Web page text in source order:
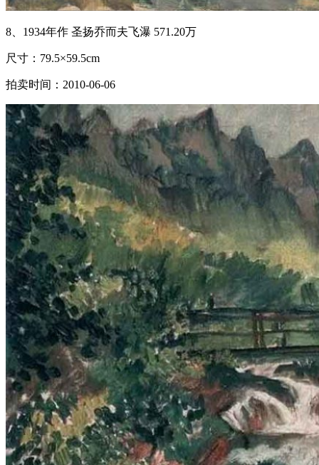
8、1934年作 圣扬乔而夫飞瀑 571.20万
尺寸：79.5×59.5cm
拍卖时间：2010-06-06